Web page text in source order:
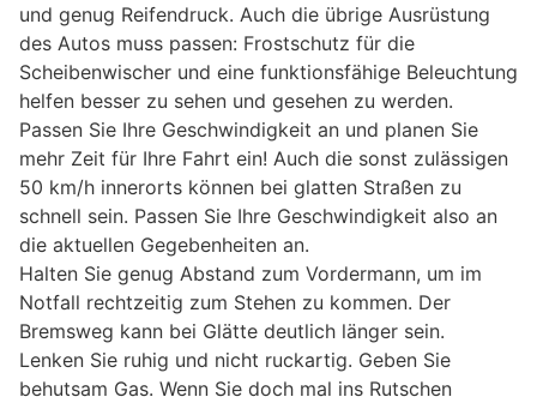
und genug Reifendruck. Auch die übrige Ausrüstung
des Autos muss passen: Frostschutz für die
Scheibenwischer und eine funktionsfähige Beleuchtung
helfen besser zu sehen und gesehen zu werden.
Passen Sie Ihre Geschwindigkeit an und planen Sie
mehr Zeit für Ihre Fahrt ein! Auch die sonst zulässigen
50 km/h innerorts können bei glatten Straßen zu
schnell sein. Passen Sie Ihre Geschwindigkeit also an
die aktuellen Gegebenheiten an.
Halten Sie genug Abstand zum Vordermann, um im
Notfall rechtzeitig zum Stehen zu kommen. Der
Bremsweg kann bei Glätte deutlich länger sein.
Lenken Sie ruhig und nicht ruckartig. Geben Sie
behutsam Gas. Wenn Sie doch mal ins Rutschen